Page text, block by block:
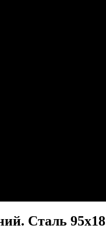
Сталь 95х18